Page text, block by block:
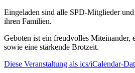
Eingeladen sind alle SPD-Mitglieder
ihren Familien.
Geboten ist ein freudvolles Miteinander,
sowie eine stärkende Brotzeit.
Diese Veranstaltung als ics/iCalendar-